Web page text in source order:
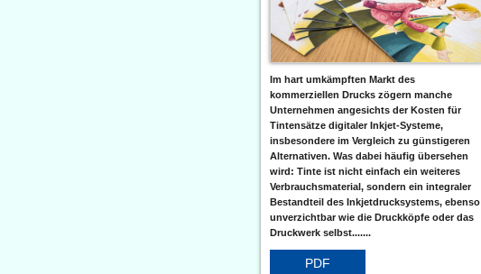
Im hart umkämpften Markt des
kommerziellen Drucks zögern manche
Unternehmen angesichts der Kosten für
Tintensätze digitaler Inkjet-Systeme,
insbesondere im Vergleich zu günstigeren
Alternativen. Was dabei häufig übersehen
wird: Tinte ist nicht einfach ein weiteres
Verbrauchsmaterial, sondern ein integraler
Bestandteil des Inkjetdrucksystems, ebenso
unverzichtbar wie die Druckköpfe oder das
Druckwerk selbst.......
PDF